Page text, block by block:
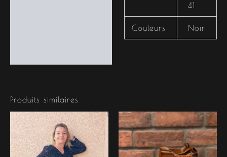
41
Couleurs Noir
Produits similaires